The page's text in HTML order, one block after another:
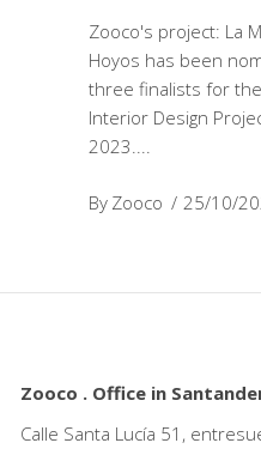
Zooco's project: La
Hoyos has been
three finalists for
Interior Design
2023.
By Zooco 25/10/
Zooco . Office in
Calle Santa Lucía 51,